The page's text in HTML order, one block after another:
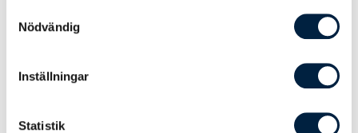
Nödvändig
Inställningar
Statistik
Fullfärg / fototryck (ingår) 0,00
Leveranstid